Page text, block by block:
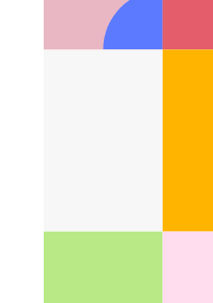
¿Qué es un patrón de IU?
aspecto en el diseño de la